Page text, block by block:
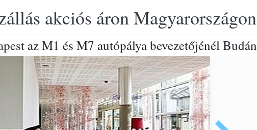
akciós áron
az M1 és M7 autópálya bevezetőjénél Budán